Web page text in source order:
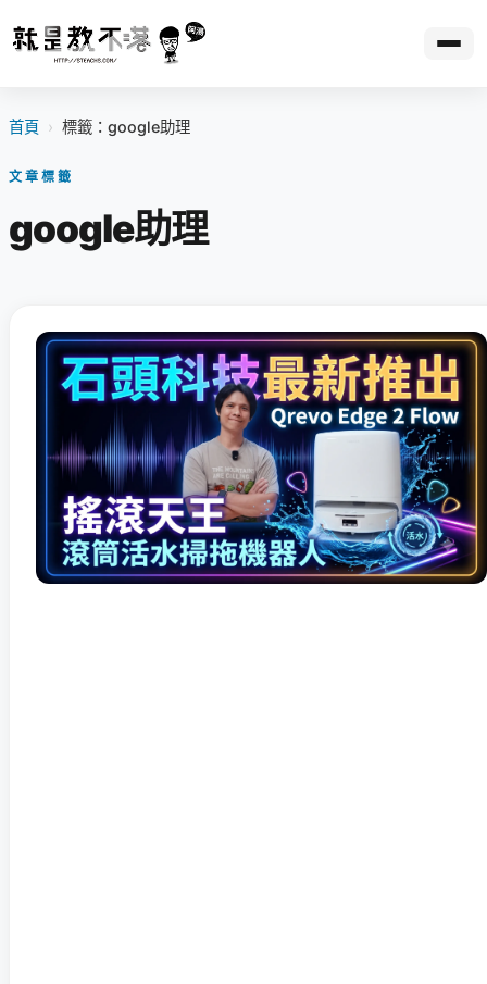
首頁 › 標籤：google助理
文章標籤
google助理